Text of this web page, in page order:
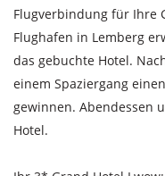
Flugverbindung für Ihre
Flughafen in Lemberg
das gebuchte Hotel.
einem Spaziergang
gewinnen. Abendessen
Hotel.